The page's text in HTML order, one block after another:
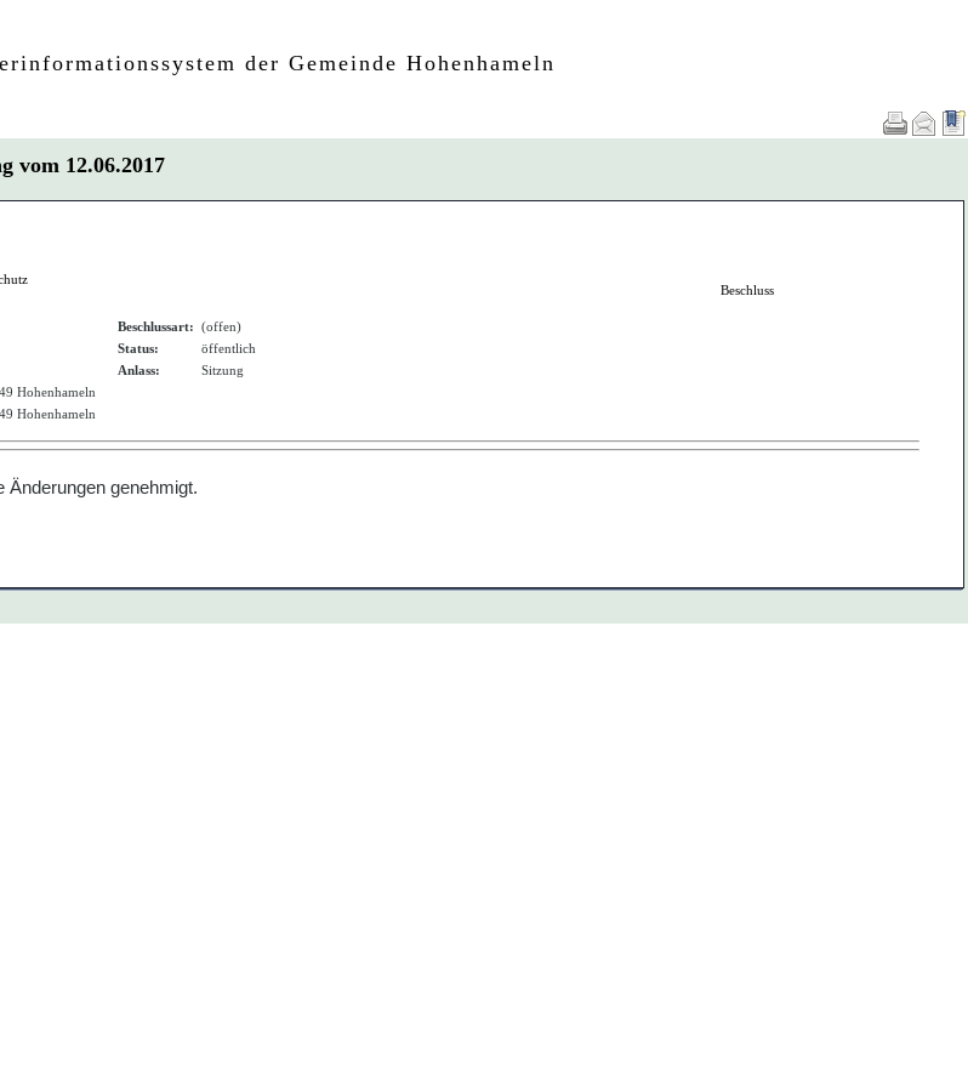
der Gemeinde Hohenhameln
vom 12.06.2017
Beschlussart: (offen)
Status:
öffentlich
Anlass:
Sitzung
Hohenhameln
Hohenhameln
Beschluss
Änderungen genehmigt.